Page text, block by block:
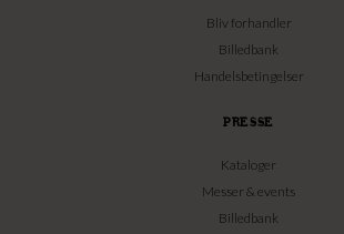
Bliv forhandler
Billedbank
Handelsbetingelser
PRESSE
Kataloger
Messer & events
Billedbank